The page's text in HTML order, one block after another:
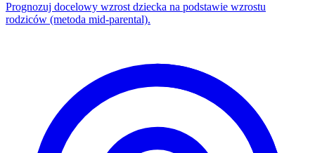
Prognozuj docelowy wzrost dziecka na podstawie wzrostu
rodziców (metoda mid-parental).